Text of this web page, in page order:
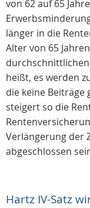
von 62 auf 65
länger in die
Alter von 65
heißt, es werden
die keine Beiträge
steigert so die
Verlängerung der
abgeschlossen
Hartz IV-Satz